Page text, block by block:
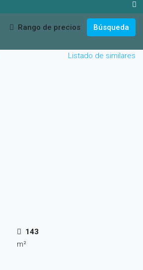
Rango de precios Búsqueda
Listado de similares
143
m²